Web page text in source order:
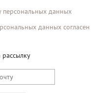
персональных данных
данных согласен